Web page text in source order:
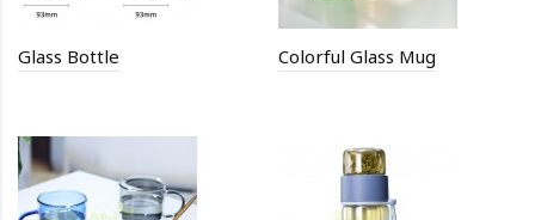
Glass Bottle Colorful Glass Mug